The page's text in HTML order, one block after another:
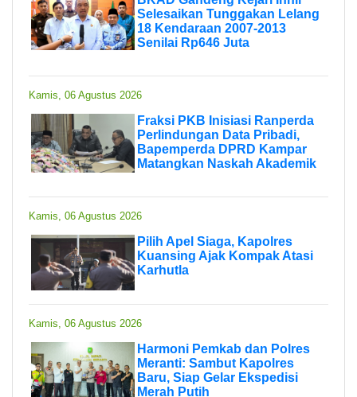
Selesaikan Tunggakan Lelang
18 Kendaraan 2007-2013
Senilai Rp646 Juta
Kamis, 06 Agustus 2026
Fraksi PKB Inisiasi Ranperda
Perlindungan Data Pribadi,
Bapemperda DPRD Kampar
Matangkan Naskah Akademik
Kamis, 06 Agustus 2026
Pilih Apel Siaga, Kapolres
Kuansing Ajak Kompak Atasi
Karhutla
Kamis, 06 Agustus 2026
Harmoni Pemkab dan Polres
Meranti: Sambut Kapolres
Baru, Siap Gelar Ekspedisi
Merah Putih